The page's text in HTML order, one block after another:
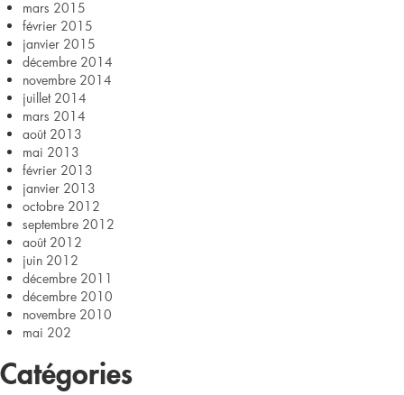
mars 2015
février 2015
janvier 2015
décembre 2014
novembre 2014
juillet 2014
mars 2014
août 2013
mai 2013
février 2013
janvier 2013
octobre 2012
septembre 2012
août 2012
juin 2012
décembre 2011
décembre 2010
novembre 2010
mai 202
Catégories